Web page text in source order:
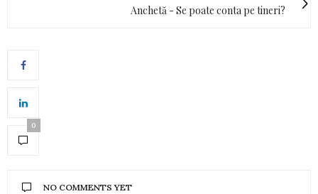
Anchetă - Se poate conta pe tineri?
0
NO COMMENTS YET